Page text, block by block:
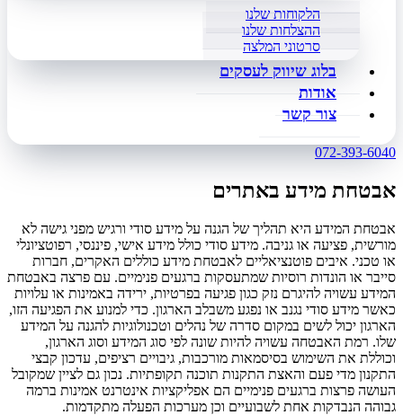
הלקוחות שלנו
ההצלחות שלנו
סרטוני המלצה
בלוג שיווק לעסקים
אודות
צור קשר
072-393-6040
אבטחת מידע באתרים
אבטחת המידע היא תהליך של הגנה על מידע סודי ורגיש מפני גישה לא
מורשית, פציעה או גניבה. מידע סודי כולל מידע אישי, פיננסי, רפוטציונלי
או טכני. איבים פוטנציאליים לאבטחת מידע כוללים האקרים, חברות
סייבר או הונדות רוסיות שמתעסקות ברגעים פנימיים. עם פרצה באבטחת
המידע עשויה להיגרם נזק כגון פגיעה בפרטיות, ירידה באמינות או עלויות
כאשר מידע סודי נגנב או נפגע משבלב הארגון. כדי למנוע את הפגיעה הזו,
הארגון יכול לשים במקום סדרה של נהלים וטכנולוגיות להגנה על המידע
שלו. רמת האבטחה עשויה להיות שונה לפי סוג המידע וסוג הארגון,
וכוללת את השימוש בסיסמאות מורכבות, גיבויים רציפים, עדכון קבצי
התקנון מדי פעם והאצת התקנות תוכנה תקופתיות. נכון גם לציין שמקובל
העושה פרצות ברגעים פנימיים הם אפליקציות אינטרנט אמינות ברמה
גבוהה הנבדקות אחת לשבועיים וכן מערכות הפעלה מתקדמות.